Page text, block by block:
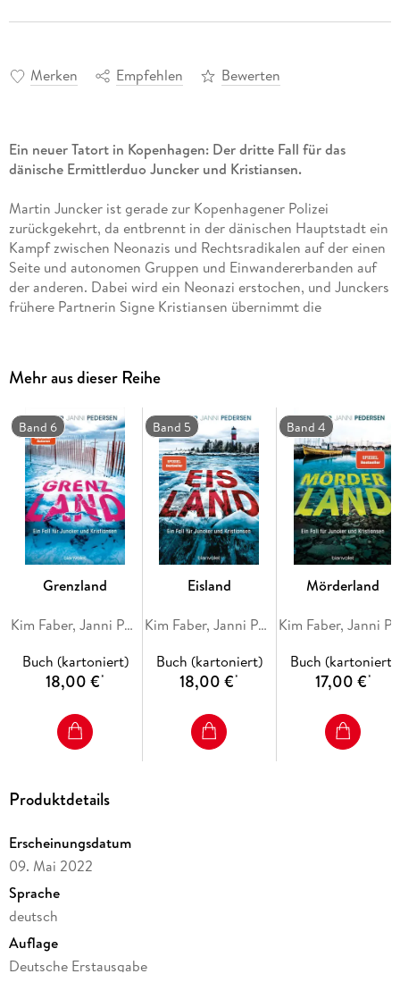
Merken Empfehlen Bewerten
Ein neuer Tatort in Kopenhagen: Der dritte Fall für das
dänische Ermittlerduo Juncker und Kristiansen.
Martin Juncker ist gerade zur Kopenhagener Polizei
zurückgekehrt, da entbrennt in der dänischen Hauptstadt ein
Kampf zwischen Neonazis und Rechtsradikalen auf der einen
Seite und autonomen Gruppen und Einwandererbanden auf
der anderen. Dabei wird ein Neonazi erstochen, und Junckers
frühere Partnerin Signe Kristiansen übernimmt die
ersten Mal seit langer Zeit arbeitet er wieder mit Signe
zusammen. Denn die beiden vermuten, dass die Taten von
demselben Mann verübt wurden - einem eiskalten Killer, der
es vermag, auch die erfahrensten Polizisten auf die falsche
Fährte zu locken.
Alle Fälle von Juncker und Kristiansen:
1. Winterland
2. Todland
3. Blutland
Mehr aus dieser Reihe
Band 6
Grenzland
Kim Faber, Janni Pedersen
Buch (kartoniert)
18,00 €*
Band 5
Eisland
Kim Faber, Janni Pedersen
Buch (kartoniert)
18,00 €*
Band 4
Mörderland
Buch (kartoniert)
17,00 €*
Produktdetails
Erscheinungsdatum
09. Mai 2022
Sprache
deutsch
Auflage
Deutsche Erstausgabe